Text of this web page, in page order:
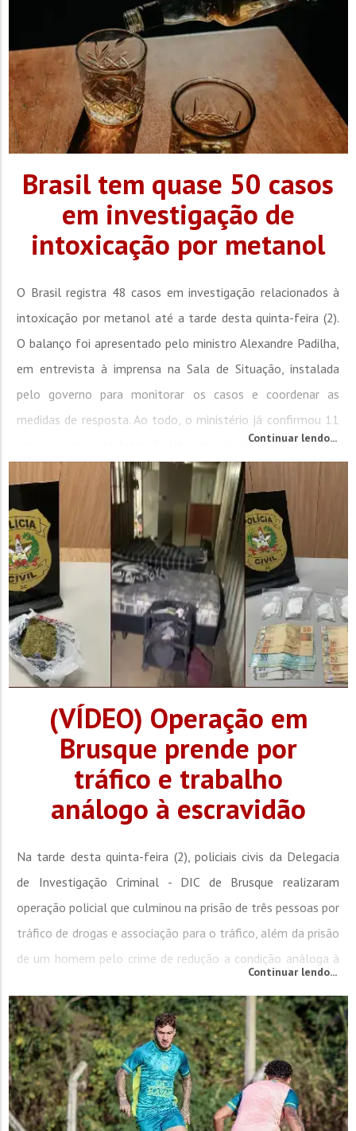
Brasil tem quase 50 casos
em investigação de
intoxicação por metanol
O Brasil registra 48 casos em investigação relacionados à
intoxicação por metanol até a tarde desta quinta-feira (2).
O balanço foi apresentado pelo ministro Alexandre Padilha,
em entrevista à imprensa na Sala de Situação, instalada
pelo governo para monitorar os casos e coordenar as
medidas de resposta. Ao todo, o ministério já confirmou 11
casos por meio de detecção laboratorial da...Continuar lendo...
(VÍDEO) Operação em
Brusque prende por
tráfico e trabalho
análogo à escravidão
Na tarde desta quinta-feira (2), policiais civis da Delegacia
de Investigação Criminal - DIC de Brusque realizaram
operação policial que culminou na prisão de três pessoas por
tráfico de drogas e associação para o tráfico, além da prisão
de um homem pelo crime de redução a condição análoga à
com dois...
Continuar lendo...